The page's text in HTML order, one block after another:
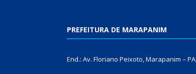
PREFEITURA DE MARAPANIM
End.: Av. Floriano Peixoto, Marapanim – PA